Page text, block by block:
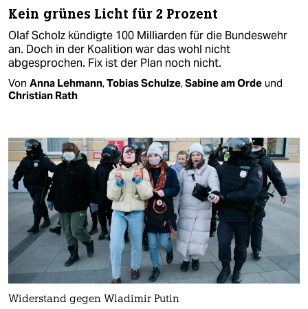
Kein grünes Licht für 2 Prozent
Olaf Scholz kündigte 100 Milliarden für die Bundeswehr
an. Doch in der Koalition war das wohl nicht
abgesprochen. Fix ist der Plan noch nicht.
Von Anna Lehmann,Tobias Schulze,Sabine am Orde und
Christian Rath
Widerstand gegen Wladimir Putin